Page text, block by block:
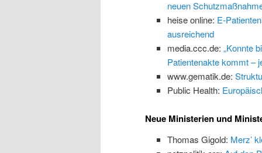
neuen
heise online: E-
ausreichend
media.ccc.de: „Konnte
Patientenakte kommt –
www.gematik.de:
Public Health:
Neue Ministerien und
Thomas Gigold: Merz’